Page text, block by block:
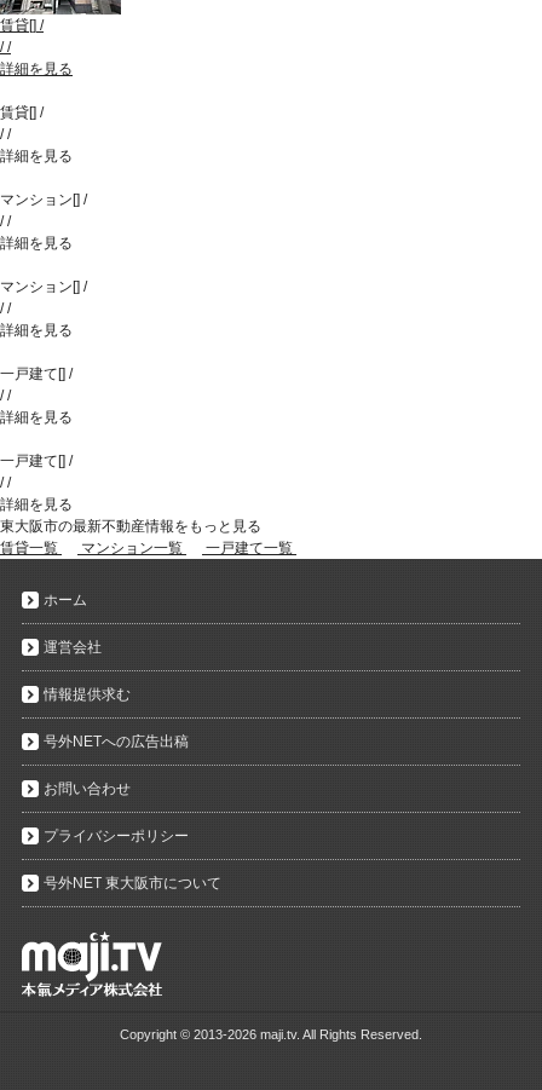
賃貸[] /
//
詳細を見る
賃貸[] /
//
詳細を見る
マンション[] /
//
詳細を見る
マンション[] /
//
詳細を見る
一戸建て[] /
//
詳細を見る
一戸建て[] /
//
詳細を見る
東大阪市の最新不動産情報をもっと見る
賃貸一覧
マンション一覧 一戸建て一覧
ホーム
運営会社
情報提供求む
号外NETへの広告出稿
お問い合わせ
プライバシーポリシー
号外NET 東大阪市について
Copyright © 2013-2026 maji.tv. All Rights Reserved.